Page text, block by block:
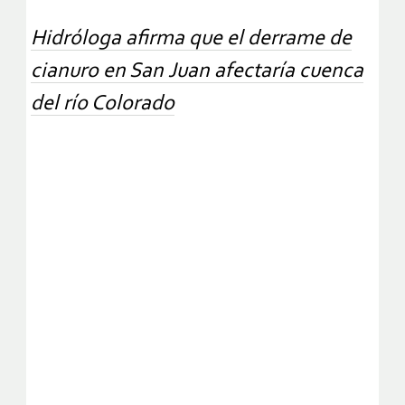
Hidróloga afirma que el derrame de
cianuro en San Juan afectaría cuenca
del río Colorado